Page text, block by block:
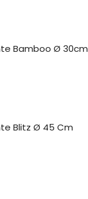
Bamboo Ø 30cm
Blitz Ø 45 Cm